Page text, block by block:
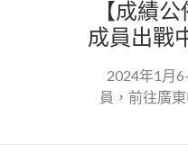
【成績
成員出戰
2024年1月
員，前往廣東